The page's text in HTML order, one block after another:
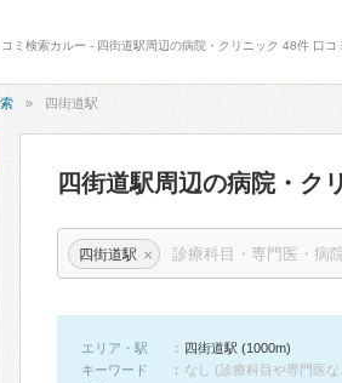
ミ検索カルー - 四街道駅周辺の病院・クリニック 48件 口コ
四街道駅
四街道駅周辺の病院・ク
四街道駅 ×
エリア・駅
四街道駅 (1000m)
キーワード
なし (診療科目や専門医